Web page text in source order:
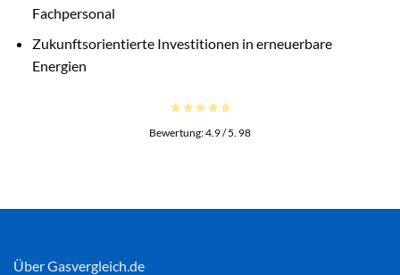
Fachpersonal
Zukunftsorientierte Investitionen in erneuerbare
Energien
Bewertung:4.9/ 5. 98
Über Gasvergleich.de